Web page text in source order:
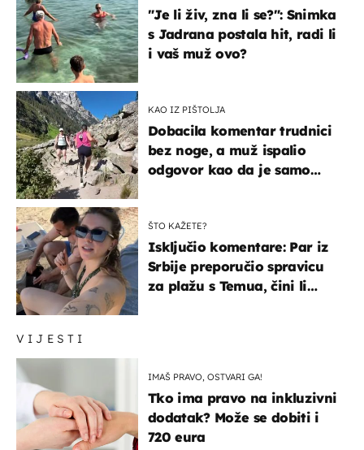
VIJESTI
IMAŠ PRAVO, OSTVARI GA!
Tko ima pravo na inkluzivni
dodatak? Može se dobiti i
720 eura
"Je li živ, zna li se?": Snimka
s Jadrana postala hit, radi li
i vaš muž ovo?
KAO IZ PIŠTOLJA
Dobacila komentar trudnici
bez noge, a muž ispalio
odgovor kao da je samo
ŠTO KAŽETE?
Isključio komentare: Par iz
Srbije preporučio spravicu
za plažu s Temua, čini li